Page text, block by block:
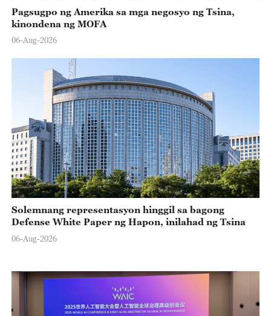
Pagsugpo ng Amerika sa mga negosyo ng Tsina,
kinondena ng MOFA
06-Aug-2026
Solemnang representasyon hinggil sa bagong
Defense White Paper ng Hapon, inilahad ng Tsina
06-Aug-2026